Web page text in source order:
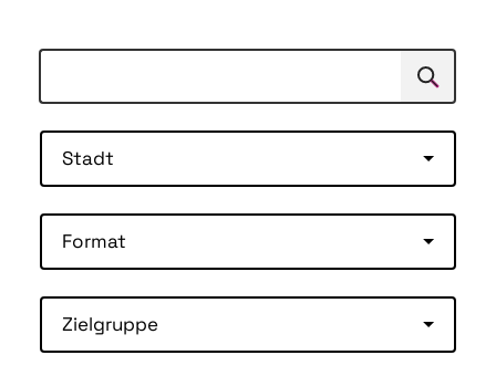
Suchen
Stadt
Format
Zielgruppe